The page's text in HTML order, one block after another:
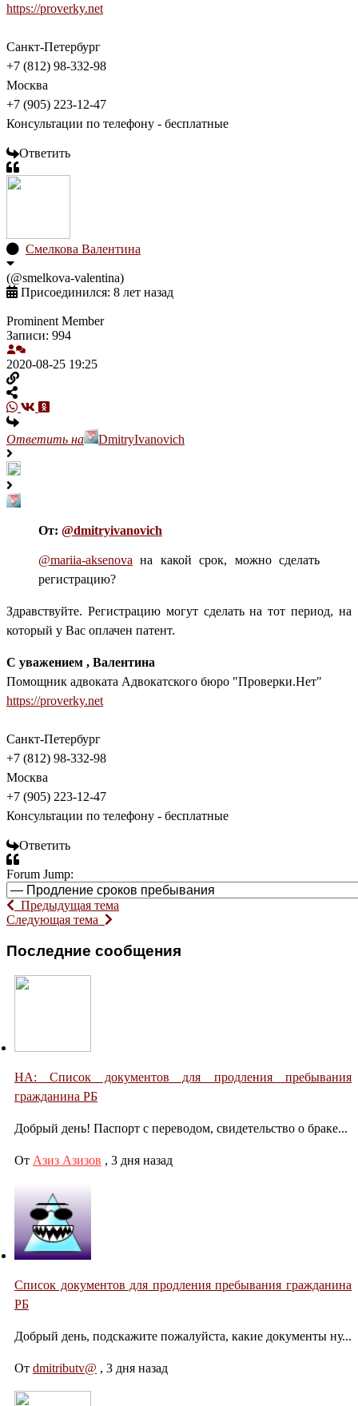
https://proverky.net
Санкт-Петербург
+7 (812) 98-332-98
Москва
+7 (905) 223-12-47
Консультации по телефону - бесплатные
Ответить
Смелкова Валентина
(@smelkova-valentina)
Присоединился: 8 лет назад
Prominent Member
Записи: 994
2020-08-25 19:25
Ответить на DmitryIvanovich
От: @dmitryivanovich
@mariia-aksenova на какой срок, можно сделать
регистрацию?
Здравствуйте. Регистрацию могут сделать на тот период, на
который у Вас оплачен патент.
С уважением , Валентина
Помощник адвоката Адвокатского бюро "Проверки.Нет"
https://proverky.net
Санкт-Петербург
+7 (812) 98-332-98
Москва
+7 (905) 223-12-47
Консультации по телефону - бесплатные
Ответить
Forum Jump:
Предыдущая тема
Следующая тема
Последние сообщения
НА: Список документов для продления пребывания
гражданина РБ
Добрый день! Паспорт с переводом, свидетельство о браке...
От Азиз Азизов , 3 дня назад
Список документов для продления пребывания гражданина
РБ
Добрый день, подскажите пожалуйста, какие документы ну...
От dmitributv@ , 3 дня назад